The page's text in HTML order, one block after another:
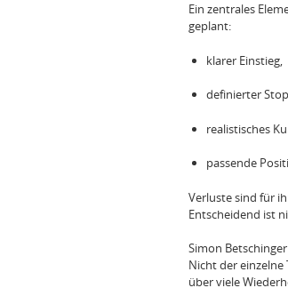
Ein zentrales
geplant:
klarer Einstieg,
definierter
realistisches
passende
Verluste sind für
Entscheidend ist
Simon
Nicht der
über viele